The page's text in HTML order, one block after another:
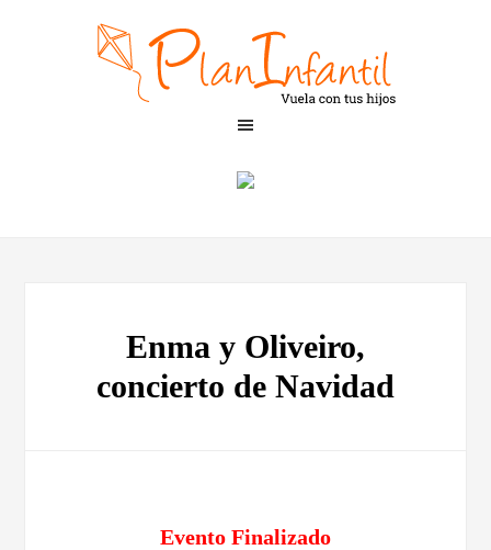
Enma y Oliveiro,
concierto de Navidad
Evento Finalizado